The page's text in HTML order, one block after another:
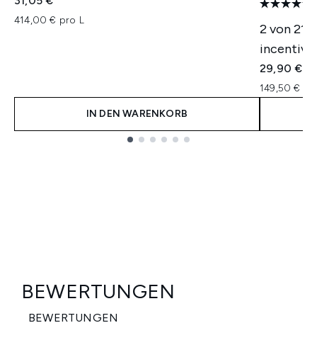
414,00 € pro L
IN DEN WARENKORB
2 von
29,90 €
149,50 €